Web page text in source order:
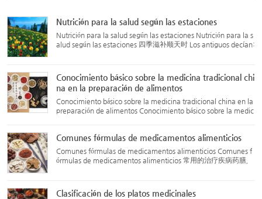
Nutrición para la salud según las estaciones
Nutrición para la salud según las estaciones Nutrición para la s
alud según las estaciones 四季滋补顺天时 Los antiguos decían:
Conocimiento básico sobre la medicina tradicional chi
na en la preparación de alimentos
Conocimiento básico sobre la medicina tradicional china en la
preparación de alimentos Conocimiento básico sobre la medic
Comunes fórmulas de medicamentos alimenticios
Comunes fórmulas de medicamentos alimenticios Comunes f
órmulas de medicamentos alimenticios 常用的治疗疾病药膳，
药膳)...
Clasificación de los platos medicinales